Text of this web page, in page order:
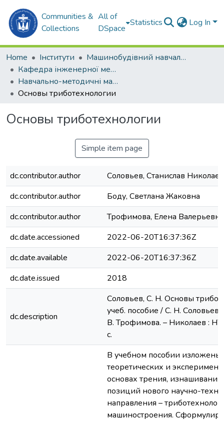
Communities &
Collections
All of
DSpace
Statistics Log In
Home Інститути
Машинобудівний навчально-науковий інститут (МННІ)
Кафедра інженерної механiки та технологiї машинобудування (ІМтаТМ)
Навчально-методичні матеріали (ІМтаТМ)
Основы триботехнологии
Основы триботехнологии
Simple item page
dc.contributor.author
Соловьев, Станислав
dc.contributor.author
Боду, Светлана Жаковна
dc.contributor.author
Трофимова, Елена Валерьевна
dc.date.accessioned
2022-06-20T16:37:36Z
dc.date.available
2022-06-20T16:37:36Z
dc.date.issued
2018
dc.description
Соловьев, С. Н. Основы
учеб. пособие / С. Н.
В. Трофимова. – Николаев :
с.
В учебном пособии изложены
теоретических и
основах трения, изнашивания
позиций нового научно-
направления –
машиностроения.